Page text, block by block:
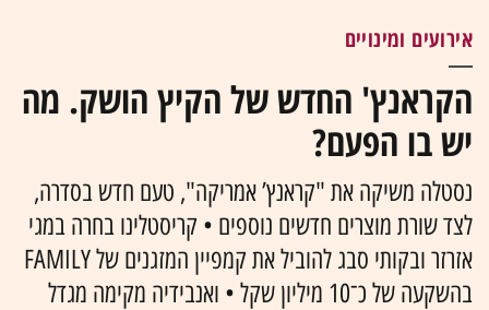
אירועים ומינויים
הקראנץ' החדש של הקיץ הושק. מה
יש בו הפעם?
נסטלה משיקה את "קראנץ’ אמריקה", טעם חדש בסדרה,
לצד שורת מוצרים חדשים נוספים • קריסטלינו בחרה במגי
אזרזר ובקותי סבג להוביל את קמפיין המזגנים של FAMILY
בהשקעה של כ־10 מיליון שקל • ואנבידיה מקימה מגדל